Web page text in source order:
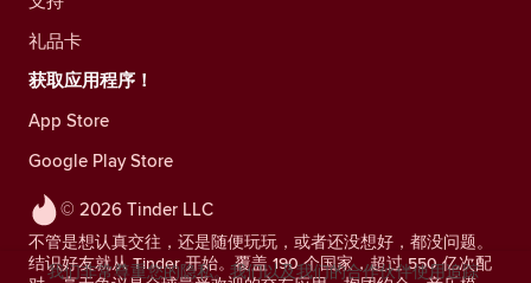
© 2026 Tinder LLC
不管是想认真交往，还是随便玩玩，或者还没想好，都没问题。
结识好友就从 Tinder 开始。覆盖 190 个国家，超过 550 亿次配
礼品卡
获取应用程序！
App Store
Google Play Store
我们非常尊重您的隐私。我们以及我们的合作伙伴使用追踪